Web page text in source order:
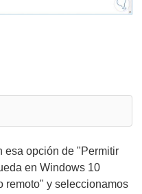
esa opción de "Permitir
en Windows 10
remoto" y seleccionamos